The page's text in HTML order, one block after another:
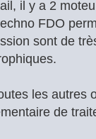
il y a 2
FDO
sont de
les autres
de